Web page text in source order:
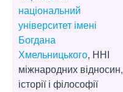
національний
університет імені
Богдана
Хмельницького, ННІ
міжнародних відносин,
історії і філософії